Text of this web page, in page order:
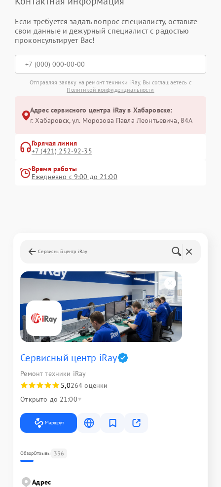
Если требуется задать вопрос специалисту, оставьте
свои данные и дежурный специалист с радостью
проконсультирует Вас!
Отправляя заявку на ремонт техники iRay, Вы соглашаетесь с
Политикой конфиденциальности
Адрес сервисного центра iRay в Хабаровске:
г. Хабаровск, ул. Морозова Павла Леонтьевича, 84А
Горячая линия
+7 (421) 252-92-35
Время работы
Ежедневно с 9:00 до 21:00
Сервисный центр iRay
Сервисный центр iRay
Ремонт техники iRay
5,0264 оценки
Открыто до 21:00
Маршрут
ОбзорОтзывы 336
Адрес